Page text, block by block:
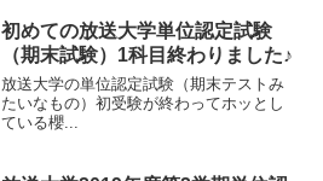
初めての放送大学単位認定試験
（期末試験）1科目終わりました♪
放送大学の単位認定試験（期末テストみ
たいなもの）初受験が終わってホッとし
ている櫻...